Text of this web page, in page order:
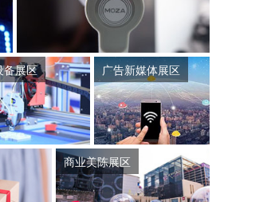
备展区 广告新媒体展区
商业美陈展区